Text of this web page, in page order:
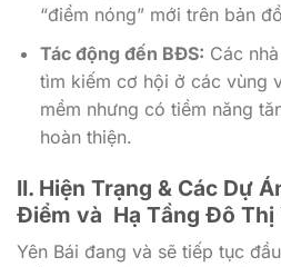
“điểm nóng” mới trên bản
Tác động đến BĐS: Các
tìm kiếm cơ hội ở các vùng
mềm nhưng có tiềm năng
hoàn thiện.
II. Hiện Trạng & Các Dự
Điểm và Hạ Tầng Đô Thị
Yên Bái đang và sẽ tiếp tục